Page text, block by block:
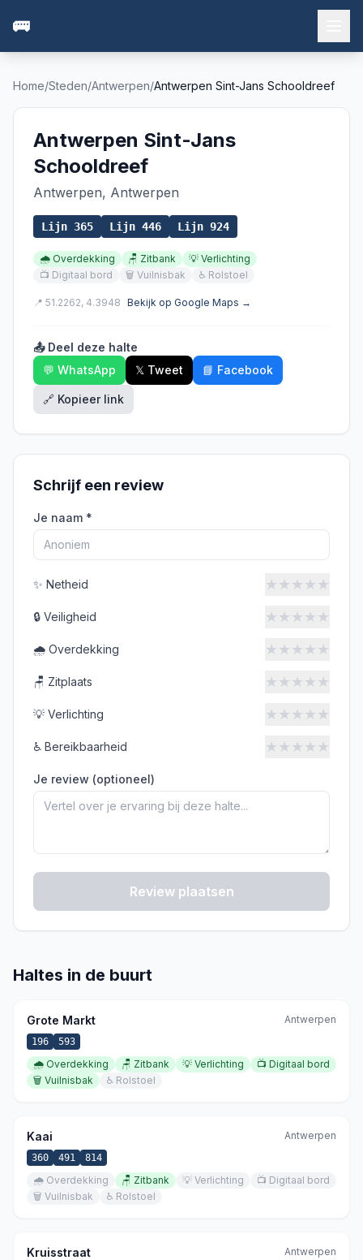
🚌
Home/Steden/Antwerpen/Antwerpen Sint-Jans Schooldreef
Antwerpen Sint-Jans
Schooldreef
Antwerpen, Antwerpen
Lijn 365 Lijn 446 Lijn 924
🌧️ Overdekking 🪑 Zitbank 💡 Verlichting
📺 Digitaal bord 🗑️ Vuilnisbak ♿ Rolstoel
📍 51.2262, 4.3948 Bekijk op Google Maps →
📤 Deel deze halte
💬 WhatsApp
𝕏 Tweet 📘 Facebook
🔗 Kopieer link
Schrijf een review
Je naam *
✨ Netheid ★★★★★
🔒 Veiligheid ★★★★★
🌧️ Overdekking ★★★★★
🪑 Zitplaats ★★★★★
💡 Verlichting ★★★★★
♿ Bereikbaarheid ★★★★★
Je review (optioneel)
Review plaatsen
Haltes in de buurt
Grote Markt Antwerpen
196 593
🌧️ Overdekking 🪑 Zitbank 💡 Verlichting 📺 Digitaal bord
🗑️ Vuilnisbak ♿ Rolstoel
Kaai Antwerpen
360 491 814
🌧️ Overdekking 🪑 Zitbank 💡 Verlichting 📺 Digitaal bord
🗑️ Vuilnisbak ♿ Rolstoel
Kruisstraat Antwerpen